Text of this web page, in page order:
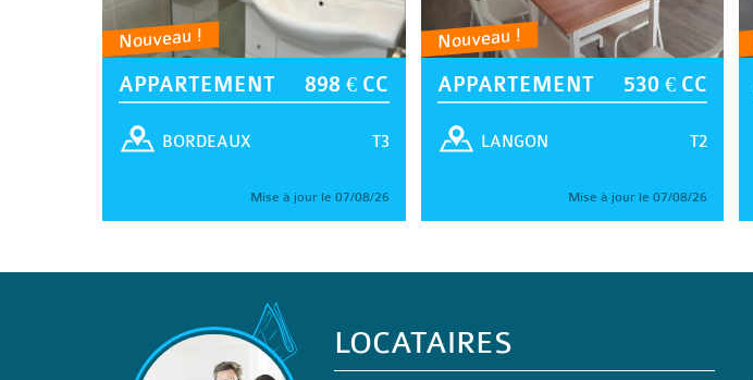
Nouveau !
APPARTEMENT 898 € CC
T3
BORDEAUX
Mise à jour le 07/08/26
Nouveau !
APPARTEMENT 530 € CC
T2
LANGON
Mise à jour le 07/08/26
LOCATAIRES